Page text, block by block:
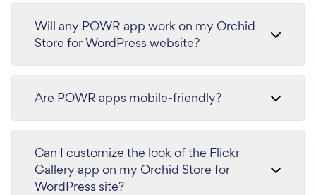
Will any POWR app work on my Orchid
Store for WordPress website?
Are POWR apps mobile-friendly?
Can I customize the look of the Flickr
Gallery app on my Orchid Store for
WordPress site?